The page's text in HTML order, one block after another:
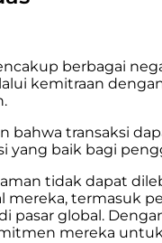
berbagai
kemitraan
bahwa transaksi
baik bagi
tidak dapat
termasuk
global.
mereka